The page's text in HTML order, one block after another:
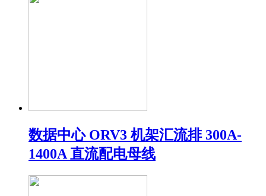
数据中心 ORV3 机架汇流排 300A-
1400A 直流配电母线